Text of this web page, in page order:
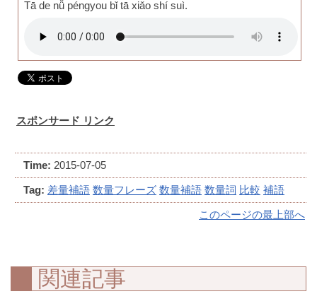
Tā de nǚ péngyou bǐ tā xiǎo shí suì.
スポンサード リンク
Time: 2015-07-05
Tag: 差量補語 数量フレーズ 数量補語 数量詞 比較 補語
このページの最上部へ
関連記事